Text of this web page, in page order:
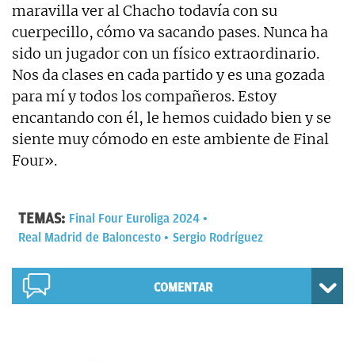
maravilla ver al Chacho todavía con su
cuerpecillo, cómo va sacando pases. Nunca ha
sido un jugador con un físico extraordinario.
Nos da clases en cada partido y es una gozada
para mí y todos los compañeros. Estoy
encantando con él, le hemos cuidado bien y se
siente muy cómodo en este ambiente de Final
Four».
TEMAS: Final Four Euroliga 2024
Real Madrid de Baloncesto
Sergio Rodríguez
COMENTAR